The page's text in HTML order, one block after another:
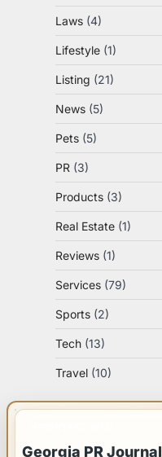
Laws (4)
Lifestyle (1)
Listing (21)
News (5)
Pets (5)
PR (3)
Products (3)
Real Estate (1)
Reviews (1)
Services (79)
Sports (2)
Tech (13)
Travel (10)
Georgia PR Journal